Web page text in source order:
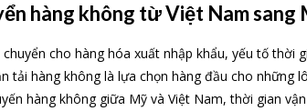
hàng không từ Việt Nam sang
cho hàng hóa xuất nhập khẩu, yếu tố thời
tải hàng không là lựa chọn hàng đầu cho những
hàng không giữa Mỹ và Việt Nam, thời gian